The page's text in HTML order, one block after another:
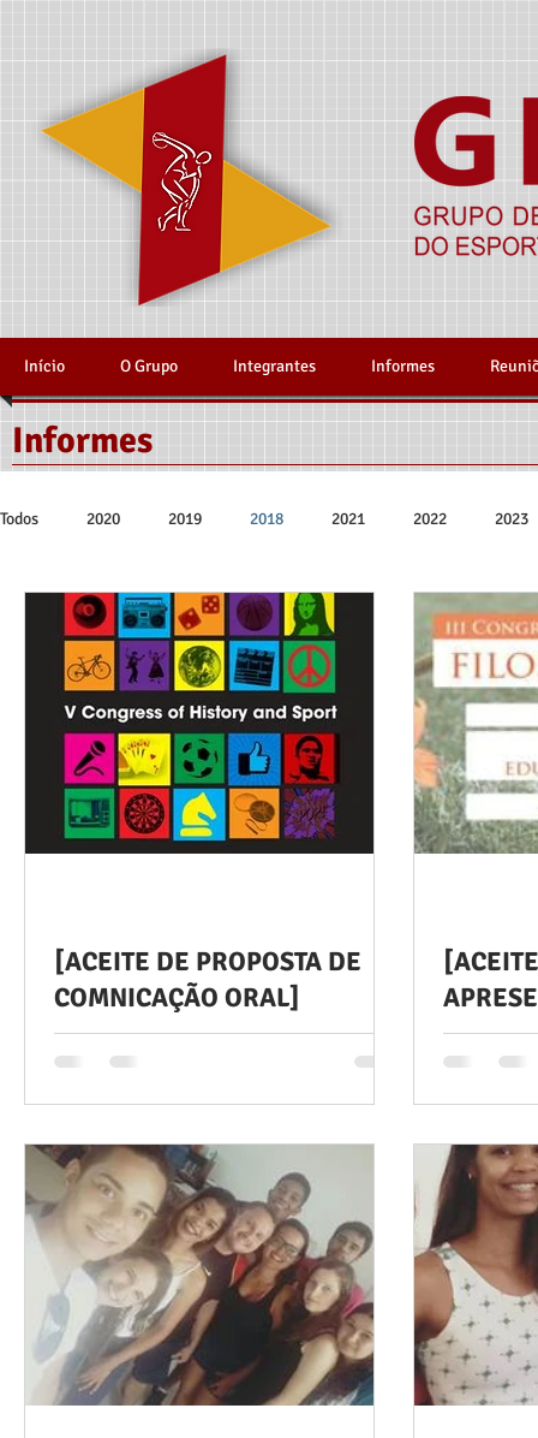
Início O Grupo Integrantes Informes
Informes
Todos 2020 2019 2018 2021 2022 2023
[ACEITE DE PROPOSTA DE
COMNICAÇÃO ORAL]
aceitação da proposta de comunicação
intitulada "Jogos tradicionais dos
Comitê
Bianual da